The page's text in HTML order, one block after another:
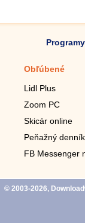
Obľúbené
Lidl Plus
Zoom PC
Skicár online
Peňažný denník
FB Messenger
© 2003-2026,